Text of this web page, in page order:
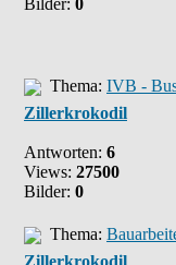
Bilder: 0
Thema: IVB -
Zillerkrokodil
Antworten: 6
Views: 27500
Bilder: 0
Thema:
Zillerkrokodil